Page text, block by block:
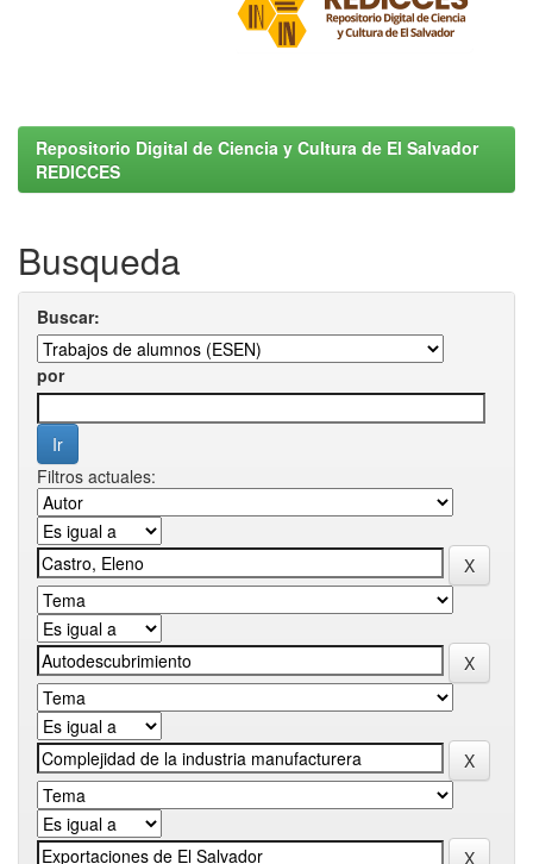
Repositorio Digital de Ciencia y Cultura de El Salvador
REDICCES
Busqueda
Buscar:
por
Filtros actuales: